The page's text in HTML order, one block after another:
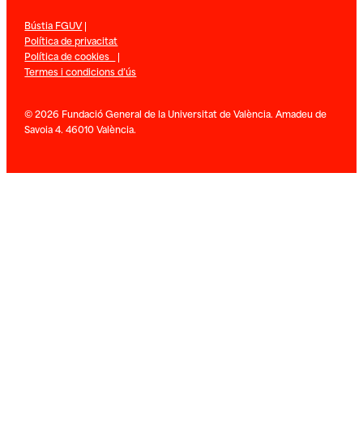
Bústia FGUV|
Política de privacitat
Política de cookies |
Termes i condicions d’ús
© 2026 Fundació General de la Universitat de València. Amadeu de
Savoia 4. 46010 València.